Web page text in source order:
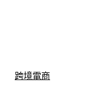
跨境電商